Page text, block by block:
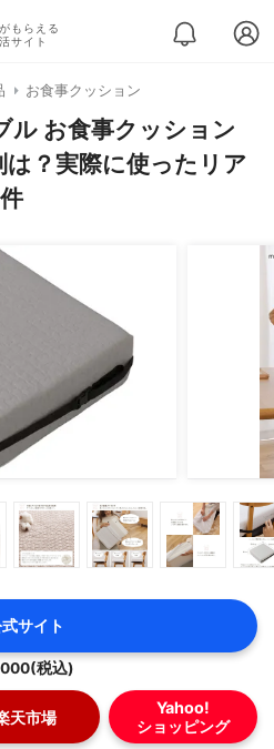
もらえる
サイト
お食事クッション
お食事クッション
？実際に使ったリア
サイト
税込)
天市場
Yahoo!
ショッピング